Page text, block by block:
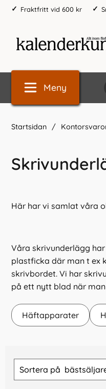
Fraktfritt vid 600 kr
Meny
Startsidan
Här har vi samlat våra
Våra skrivunderlägg
plastficka där man t ex
skrivbordet. Vi har
på ett nytt blad när
Häftapparater
Hoppa
över
filtersektionen